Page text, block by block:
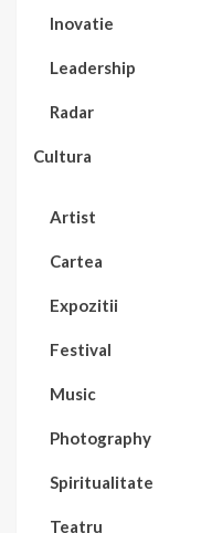
Inovatie
Leadership
Radar
Cultura
Artist
Cartea
Expozitii
Festival
Music
Photography
Spiritualitate
Teatru